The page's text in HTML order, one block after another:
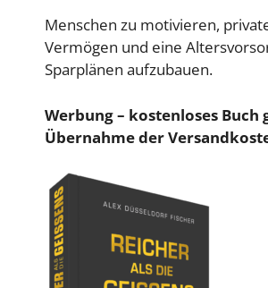
Menschen zu motivieren,
Vermögen und eine
Sparplänen aufzubauen.
Werbung – kostenloses Buch
Übernahme der